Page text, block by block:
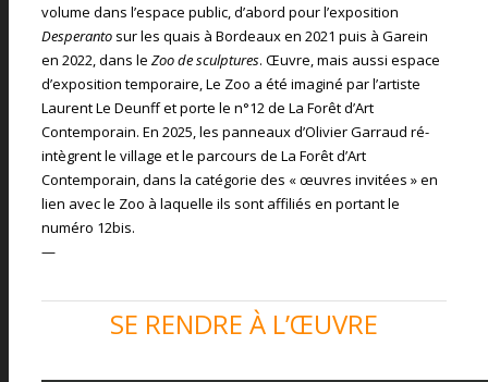
volume dans l’espace public, d’abord pour l’exposition
Desperanto sur les quais à Bordeaux en 2021 puis à Garein
en 2022, dans le Zoo de sculptures. Œuvre, mais aussi espace
d’exposition temporaire, Le Zoo a été imaginé par l’artiste
Laurent Le Deunff et porte le n°12 de La Forêt d’Art
Contemporain. En 2025, les panneaux d’Olivier Garraud ré-
intègrent le village et le parcours de La Forêt d’Art
Contemporain, dans la catégorie des « œuvres invitées » en
lien avec le Zoo à laquelle ils sont affiliés en portant le
numéro 12bis.
—
SE RENDRE À L’ŒUVRE